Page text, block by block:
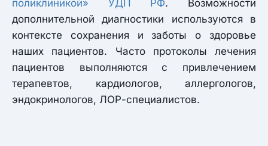
поликлиникой» УДП РФ. Возможности
дополнительной диагностики используются в
контексте сохранения и заботы о здоровье
наших пациентов. Часто протоколы лечения
пациентов выполняются с привлечением
терапевтов, кардиологов, аллергологов,
эндокринологов, ЛОР-специалистов.